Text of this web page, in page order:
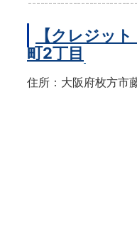
【クレジッ
町2丁目
住所：大阪府枚方市